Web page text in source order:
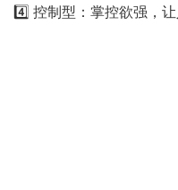
4️⃣ 控制型：掌控欲强，